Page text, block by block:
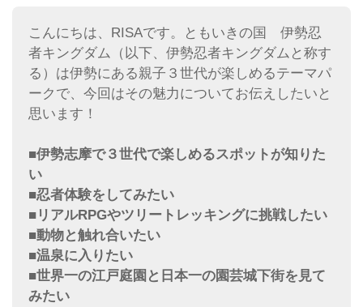
こんにちは、RISAです。ともいきの国 伊勢忍
者キングダム（以下、伊勢忍者キングダムと称す
る）は伊勢にある親子３世代が楽しめるテーマパ
ークで、今回はその魅力についてお伝えしたいと
思います！
■伊勢志摩で３世代で楽しめるスポットが知りた
い
■忍者体験をしてみたい
■リアルRPGやツリートレッキングに挑戦したい
■動物と触れ合いたい
■温泉に入りたい
■世界一の江戸庭園と日本一の園芸城下街を見て
みたい